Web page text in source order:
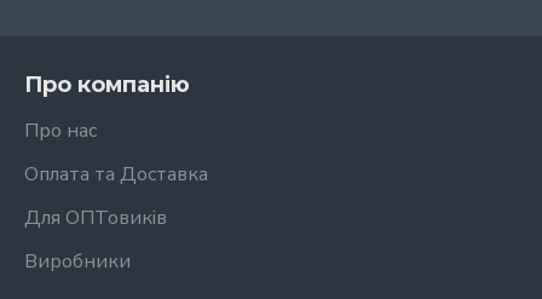
Про компанію
Про нас
Оплата та Доставка
Для ОПТовиків
Виробники